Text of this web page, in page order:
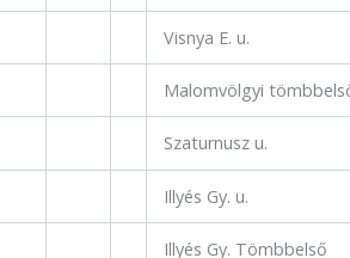
Visnya E. u.
Malomvölgyi
Szaturnusz u.
Illyés Gy. u.
Illyés Gy. Tömbbelső